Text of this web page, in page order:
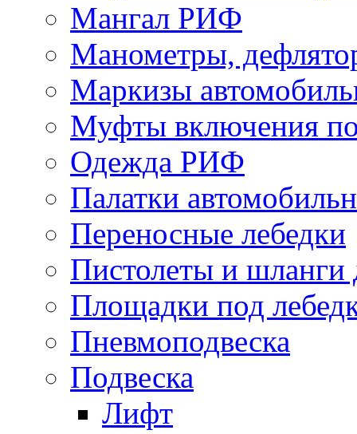
Мангал РИФ
Манометры,
Маркизы
Муфты включения
Одежда РИФ
Палатки
Переносные лебедки
Пистолеты и шланги
Площадки под
Пневмоподвеска
Подвеска
Лифт